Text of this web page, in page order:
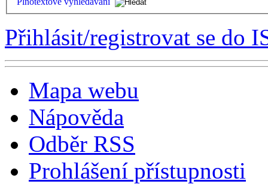
Přihlásit/registrovat se do
Mapa webu
Nápověda
Odběr RSS
Prohlášení přístupnosti